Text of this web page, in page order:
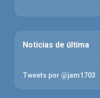
Noticias de última
Tweets por @jam1703